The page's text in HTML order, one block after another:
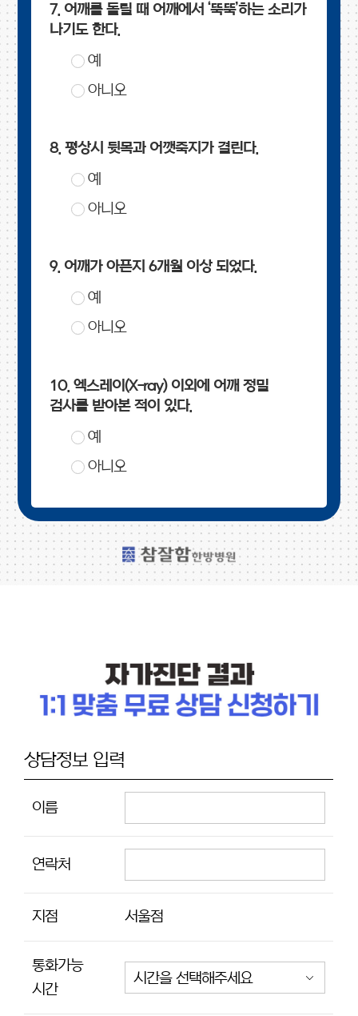
7. 어깨를 돌릴 때 어깨에서 ‘뚝뚝’하는 소리가
나기도 한다.
예
아니오
8. 평상시 뒷목과 어깻죽지가 결린다.
예
아니오
9. 어깨가 아픈지 6개월 이상 되었다.
예
아니오
10. 엑스레이(X-ray) 이외에 어깨 정밀
검사를 받아본 적이 있다.
예
아니오
상담정보 입력
이름
연락처
지점 서울점
통화가능
시간